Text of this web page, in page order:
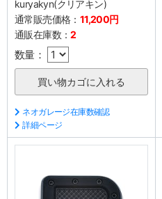
kuryakyn(クリアキン)
通常販売価格： 11,200円
通販在庫数：2
数量：
ネオガレージ在庫数確認
詳細ページ